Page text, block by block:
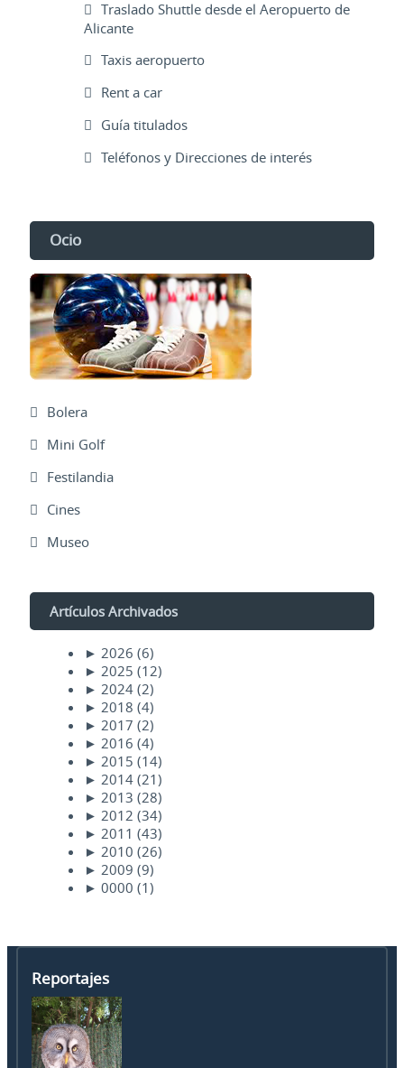
Traslado Shuttle desde el Aeropuerto de
Alicante
Taxis aeropuerto
Rent a car
Guía titulados
Teléfonos y Direcciones de interés
Ocio
Bolera
Mini Golf
Festilandia
Cines
Museo
Artículos Archivados
► 2026 (6)
► 2025 (12)
► 2024 (2)
► 2018 (4)
► 2017 (2)
► 2016 (4)
► 2015 (14)
► 2014 (21)
► 2013 (28)
► 2012 (34)
► 2011 (43)
► 2010 (26)
► 2009 (9)
► 0000 (1)
Reportajes